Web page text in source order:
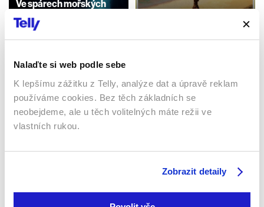
Nalaďte si web podle sebe
K lepšímu zážitku z Telly, analýze dat a úpravě reklam
používáme cookies. Bez těch základních se
neobejdeme, ale u těch volitelných máte režii ve
vlastních rukou.
Zobrazit detaily
Ve spárech mořských
2023 | Německo | 91 min
Filmy / Dobrodružné / Drama
Filmy / Drama
Vesmírná mise Hajjan
2024 | Saudská Arábie,